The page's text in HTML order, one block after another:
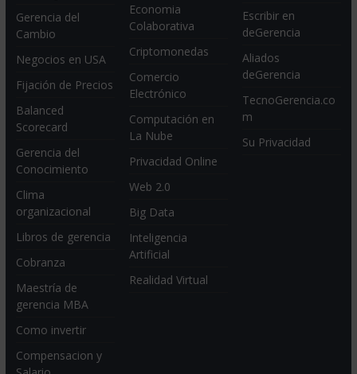
Gerencia del
Cambio
Negocios en USA
Fijación de Precios
Balanced
Scorecard
Gerencia del
Conocimiento
Clima
organizacional
Libros de gerencia
Cobranza
Maestría de
gerencia MBA
Como invertir
Compensacion y
Economia
Colaborativa
Criptomonedas
Comercio
Electrónico
Computación en
La Nube
Privacidad Online
Web 2.0
Big Data
Inteligencia
Artificial
Realidad Virtual
Escribir en
deGerencia
Aliados
deGerencia
TecnoGerencia.co
m
Su Privacidad